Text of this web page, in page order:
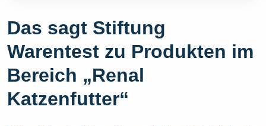
Das sagt Stiftung
Warentest zu Produkten im
Bereich „Renal
Katzenfutter“